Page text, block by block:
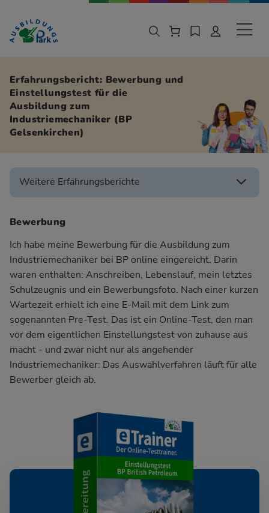
Zur Navigation springen
Zu den Hauptinhalten springen
Erfahrungsbericht: Bewerbung und
Einstellungstest für die
Ausbildung zum
Industriemechaniker (BP
Gelsenkirchen)
Bewerbung
Ich habe meine Bewerbung für die Ausbildung zum
Industriemechaniker bei BP online eingereicht. Darin
waren enthalten: Anschreiben, Lebenslauf, mein letztes
Schulzeugnis und ein Bewerbungsfoto. Nach einer kurzen
Wartezeit erhielt ich eine E-Mail mit dem Link zum
sogenannten Pre-Test. Das ist ein Online-Test, den man
vor dem eigentlichen Einstellungstest von zuhause aus
macht - und zwar nicht nur als angehender
Industriemechaniker: Das Auswahlverfahren läuft für alle
Bewerber gleich ab.
Weitere Erfahrungsberichte